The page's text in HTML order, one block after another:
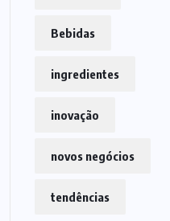
Bebidas
ingredientes
inovação
novos negócios
tendências